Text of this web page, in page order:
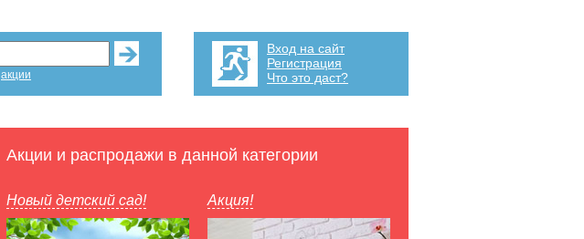
акции
Вход на сайт
Регистрация
Что это даст?
Акции и распродажи в данной категории
Новый детский сад! Акция!